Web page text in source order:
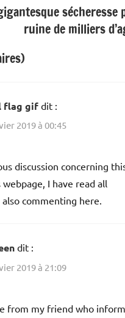
sécheresse
ruine de milliers
flag gif dit :
2019 à 00:45
discussion concerning
I have read all
commenting here.
dit :
2019 à 21:09
from my friend who